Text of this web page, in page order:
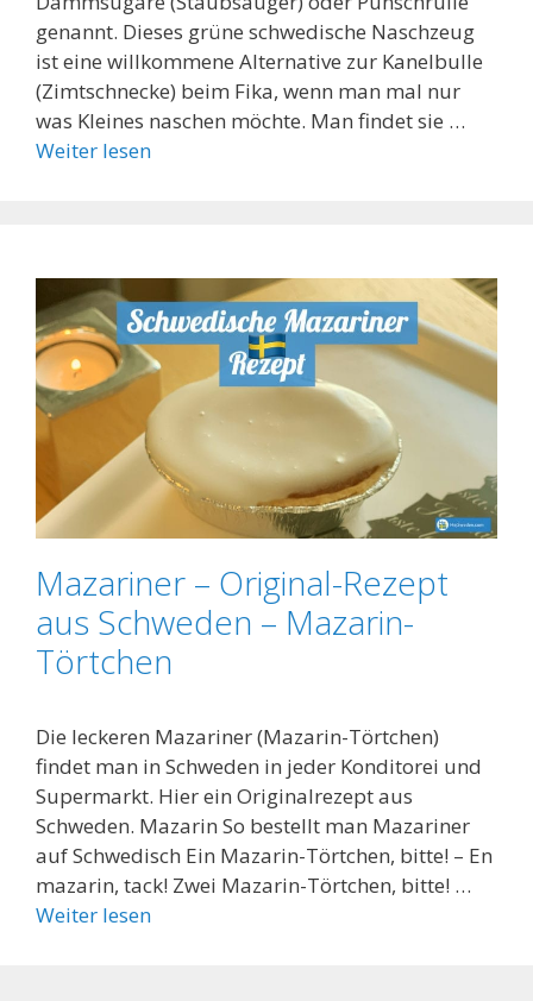
genannt. Dieses grüne schwedische Naschzeug
ist eine willkommene Alternative zur Kanelbulle
(Zimtschnecke) beim Fika, wenn man mal nur
was Kleines naschen möchte. Man findet sie …
Weiter lesen
Mazariner – Original-Rezept
aus Schweden – Mazarin-
Törtchen
Die leckeren Mazariner (Mazarin-Törtchen)
findet man in Schweden in jeder Konditorei und
Supermarkt. Hier ein Originalrezept aus
Schweden. Mazarin So bestellt man Mazariner
auf Schwedisch Ein Mazarin-Törtchen, bitte! – En
mazarin, tack! Zwei Mazarin-Törtchen, bitte! …
Weiter lesen